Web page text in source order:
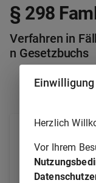
§ 298
Verfahren in
n Gesetzbuchs
(1) Das Gericht
Einwilligung
Einwilligung
Herzlich
Vor Ihrem